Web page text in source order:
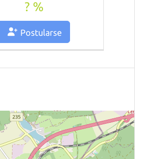
? %
Postularse